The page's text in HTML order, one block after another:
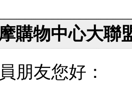
購物中心大聯
朋友您好：